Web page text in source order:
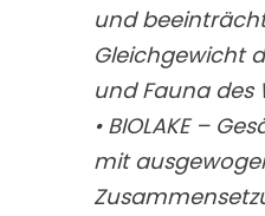
und
Gleichgewicht
und Fauna des
• BIOLAKE –
mit